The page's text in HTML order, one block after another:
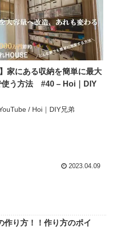
】家にある収納を簡単に最大
使う方法 #40 – Hoi｜DIY
/ Hoi｜DIY兄弟
2023.04.09
作り方！！作り方のポイ